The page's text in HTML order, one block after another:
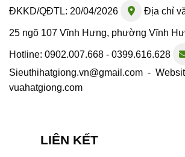
ĐKKD/QĐTL: 20/04/2026
Địa chỉ
25 ngõ 107 Vĩnh Hưng, phường Vĩnh
Hotline: 0902.007.668 - 0399.616.628
Sieuthihatgiong.vn@gmail.com -
vuahatgiong.com
LIÊN KẾT